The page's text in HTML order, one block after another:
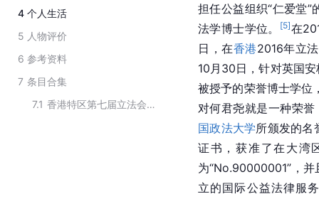
4 个人生活
5 人物评价
6 参考资料
7 条目合集
7.1
香港特区第七届立法会议员
担任公益组织“仁爱堂”
法学博士学位。
[5]在
日，在香港2016年立
10月30日，针对英国
被授予的荣誉博士学位
对何君尧就是一种荣誉
国政法大学所颁发的名
证书，获准了在大湾
为“No.90000001”，并
立的国际公益法律服